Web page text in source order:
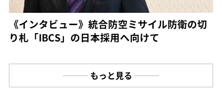
《インタビュー》統合防空ミサイル防衛の切
り札「IBCS」の日本採用へ向けて
もっと見る